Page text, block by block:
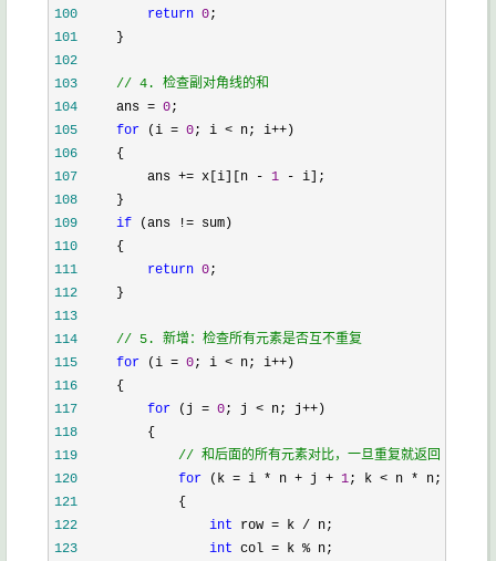
100
return 0
101
102
103
// 4. 检查副对角线的和
104
     ans =
0
105
for (i = 0; i < n; i++
106
107
         ans += x[i][n -
1 -
108
109
if (ans !=
110
111
return 0
112
113
114
// 5. 新增：检查所有元素是否互不重复
115
for (i = 0; i < n; i++
116
117
for (j = 0; j < n; j++
118
119
// 和后面的所有元素对比，一旦重复就返回0
120
for (k = i * n + j + 1; k < n * n; k++
121
122
int row = k /
123
int col = k %